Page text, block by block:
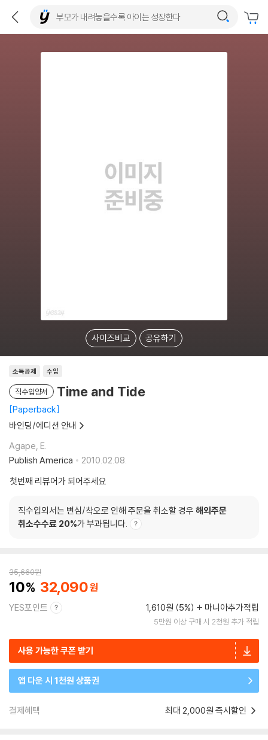
사이즈비교 공유하기
소득공제 수입
직수입양서 Time and Tide
Paperback
바인딩/에디션 안내
Agape, E.
Publish America
2010.02.08.
첫번째 리뷰어가 되어주세요
직수입외서는 변심/착오로 인해 주문을 취소할 경우 해외주문
취소수수료 20%가 부과됩니다.
35,660원
10 32,090
YES포인트 1,610원 (5%) 마니아추가적립
5만원 이상 구매 시 2천원 추가 적립
사용 가능한 쿠폰 받기
앱 다운 시 1천원 상품권
결제혜택 최대 2,000원 즉시할인